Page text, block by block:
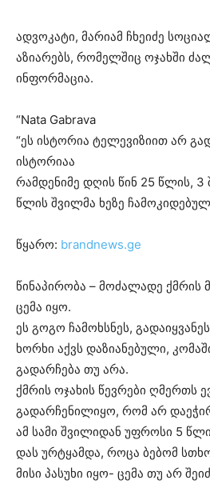
ადვოკატი, მარიამ ჩხეიძე
აზიარებს, რომელშიც ოჯახში
ინფორმაცია.
“Nata Gabrava
“ეს ისტორია ტელევიზიით არ
ისტორიაა
რამდენიმე დღის წინ 25 წლის, 3
წლის შვილმა ხეზე
წყარო: brandnews.ge
წინაპირობა – მოძალადე ქმრის
ცემა იყო.
ეს გოგო ჩამოხსნეს,
ხორხი აქვს დაზიანებული,
გადარჩება თუ არა.
ქმრის ოჯახის წევრები
გადარჩენილიყო, რომ არ
ამ სამი შვილიდან უფროსი 5
დას ურტყამდა, როცა ბებომ
მისი პასუხი იყო- ცემა თუ არ